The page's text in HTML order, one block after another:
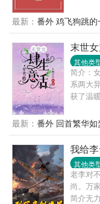
第一眼
猜那一
宿制校
补课，
搂搂抱
人视为
送装备
海岛，
天天长
了。系
和那么
攻略他
最后，
说的怪
送到了
最新： 番外 鸡飞狗跳的
末世
其他类
简介：
系两大
获了温
没想到
反派都
这个时
文，文
亲友们
传统的
文！！
最新： 番外 回首繁华如
我给
其他类
老李对
尚。万
简介无